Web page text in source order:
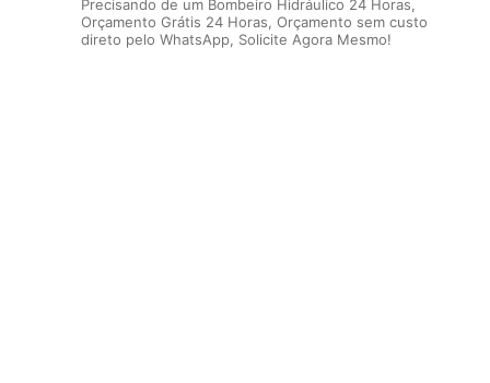
Precisando de um Bombeiro Hidráulico 24 Horas,
Orçamento Grátis 24 Horas, Orçamento sem custo
direto pelo WhatsApp, Solicite Agora Mesmo!